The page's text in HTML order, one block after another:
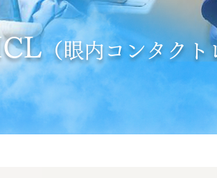
CL （眼内コンタクト